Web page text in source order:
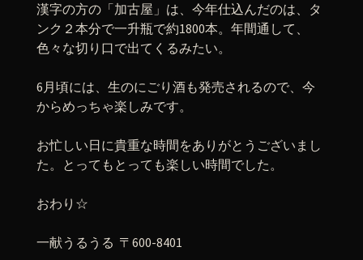
漢字の方の「加古屋」は、今年仕込んだのは、タ
ンク２本分で一升瓶で約1800本。年間通して、
色々な切り口で出てくるみたい。
6月頃には、生のにごり酒も発売されるので、今
からめっちゃ楽しみです。
お忙しい日に貴重な時間をありがとうございまし
た。とってもとっても楽しい時間でした。
おわり☆
一献うるうる 〒600-8401